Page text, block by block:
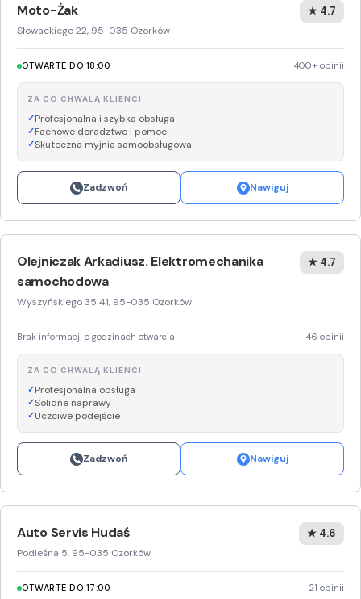
Moto-Żak
Słowackiego 22, 95-035 Ozorków
★ 4.7
OTWARTE DO 18:00 400+ opinii
ZA CO CHWALĄ KLIENCI
Profesjonalna i szybka obsługa
Fachowe doradztwo i pomoc
Skuteczna myjnia samoobsługowa
Zadzwoń Nawiguj
Olejniczak Arkadiusz. Elektromechanika
samochodowa
Wyszyńskiego 35 41, 95-035 Ozorków
★ 4.7
Brak informacji o godzinach otwarcia 46 opinii
ZA CO CHWALĄ KLIENCI
Profesjonalna obsługa
Solidne naprawy
Uczciwe podejście
Zadzwoń Nawiguj
Auto Servis Hudaś
Podleśna 5, 95-035 Ozorków
★ 4.6
OTWARTE DO 17:00 21 opinii